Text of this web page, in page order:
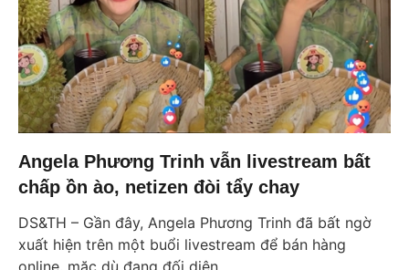
Angela Phương Trinh vẫn livestream bất
chấp ồn ào, netizen đòi tẩy chay
DS&TH – Gần đây, Angela Phương Trinh đã bất ngờ
xuất hiện trên một buổi livestream để bán hàng
online, mặc dù đang đối diện